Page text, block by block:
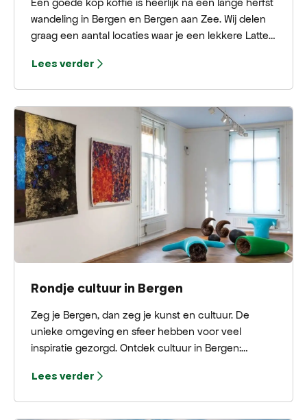
wandeling in Bergen en Bergen aan Zee. Wij delen
graag een aantal locaties waar je een lekkere Latte
Hieronder vind je de koffie hotspots van Bergen!
Lees verder
Rondje cultuur in Bergen
Zeg je Bergen, dan zeg je kunst en cultuur. De
unieke omgeving en sfeer hebben voor veel
inspiratie gezorgd. Ontdek cultuur in Bergen:
hotspots in het kunstenaarsdorp Bergen en Bergen
Lees verder